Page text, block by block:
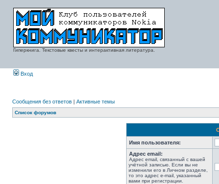
Гиперкнига. Текстовые квесты и интерактивная литература.
Вход
Сообщения без ответов | Активные темы
Список форумов
Имя пользователя:
Адрес email:
Адрес email, связанный с вашей
учётной записью. Если вы не
изменили его в Личном разделе,
то это адрес e-mail, указанный
вами при регистрации.